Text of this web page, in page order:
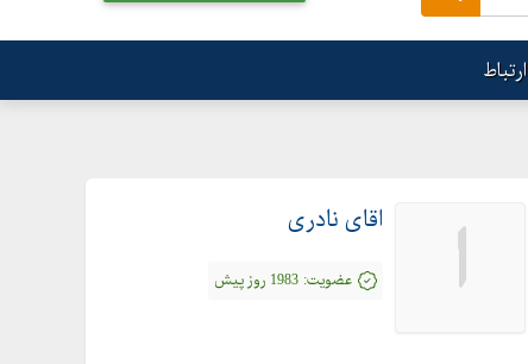
ارتباط
ا اقای نادری
عضویت: 1983 روز پیش